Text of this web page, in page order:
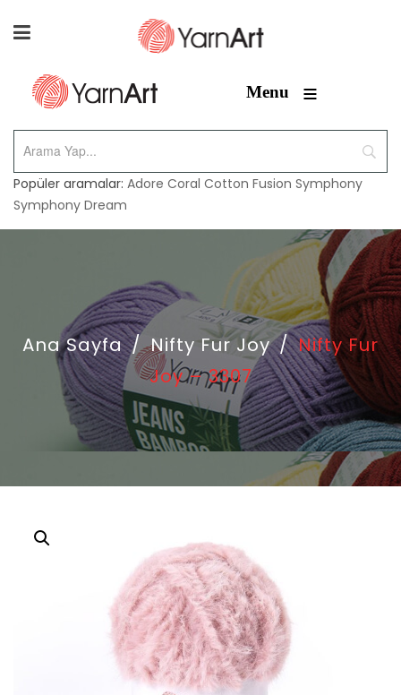
Menu ≡
Popüler aramalar: Adore Coral Cotton Fusion Symphony
Symphony Dream
Ana Sayfa / Nifty Fur Joy / Nifty Fur
Joy – 3307